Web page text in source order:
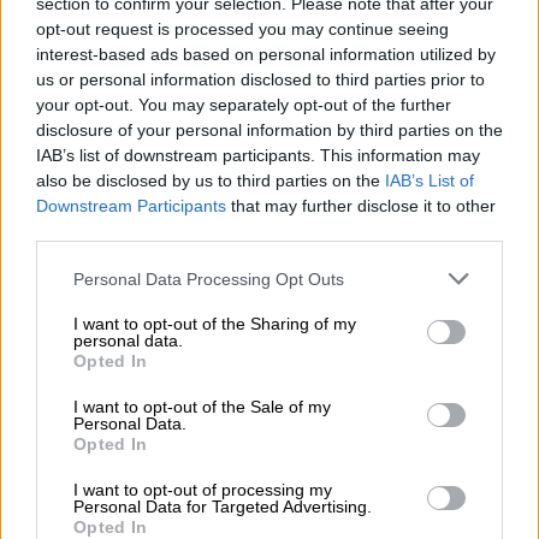
opt-out request is processed you may continue seeing
interest-based ads based on personal information utilized by
us or personal information disclosed to third parties prior to
your opt-out. You may separately opt-out of the further
disclosure of your personal information by third parties on the
IAB’s list of downstream participants. This information may
also be disclosed by us to third parties on the IAB’s List of
Downstream Participants that may further disclose it to other
Please note that this website/app uses one or more Google
not limited to your visit or usage behaviour. You may click to
grant or deny consent to Google and its third-party tags to
use your data for below specified purposes in below Google
consent section.
Personal Data Processing Opt Outs
I want to opt-out of the Sharing of my
personal data.
Opted In
I want to opt-out of the Sale of my
Personal Data.
Opted In
I want to opt-out of processing my
Personal Data for Targeted Advertising.
Opted In
κατηγορία, με χαρακτηριστικό παράδειγμα
την ομάδα του Βόλου, που έχει 10 νεαρούς
δανεικούς, τους οποίους θα χάσει στο τέλος
της περιόδου, αλλά και άλλες ΠΑΕ όπως η
Λαμία, ο Πανιώνιος, ο ΟΦΗ, ο Παναιτωλικός
(με δεκάδες δανεικούς από το εξωτερικό), η
Ξάνθη, ακόμα και ο Αστέρας Τρίπολης και ο
αλλά προηγουμένως εξασφάλισε την έξοδο
του στην Ευρώπη.
παίκτες δανεικούς, γιατί θέλουμε να
εξελίξουμε τους δικούς μας, αλλά όταν
μπορείς να πάρεις δανεικό τον MVP του
περσινού πρωταθλήματος και κατά την